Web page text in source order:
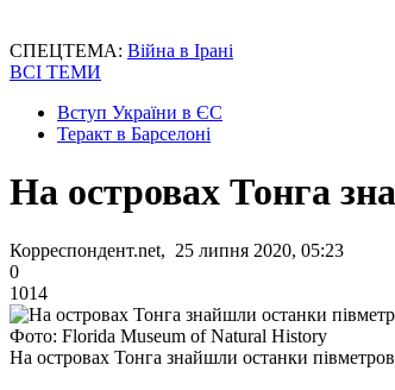
СПЕЦТЕМА: Війна в Ірані
ВСІ ТЕМИ
Вступ України в ЄС
Теракт в Барселоні
На островах Тонга
Корреспондент.net, 25 липня 2020, 05:23
0
1014
Фото: Florida Museum of Natural History
На островах Тонга знайшли останки